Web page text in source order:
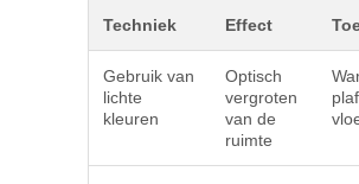
Techniek Effect
Gebruik van
lichte
kleuren
Optisch
vergroten
van de
ruimte